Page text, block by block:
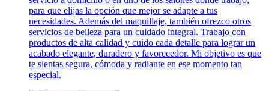
para que elijas la opción que mejor se adapte a tus
necesidades. Además del maquillaje, también ofrezco otros
servicios de belleza para un cuidado integral. Trabajo con
productos de alta calidad y cuido cada detalle para lograr un
acabado elegante, duradero y favorecedor. Mi objetivo es que
te sientas segura, cómoda y radiante en ese momento tan
especial.